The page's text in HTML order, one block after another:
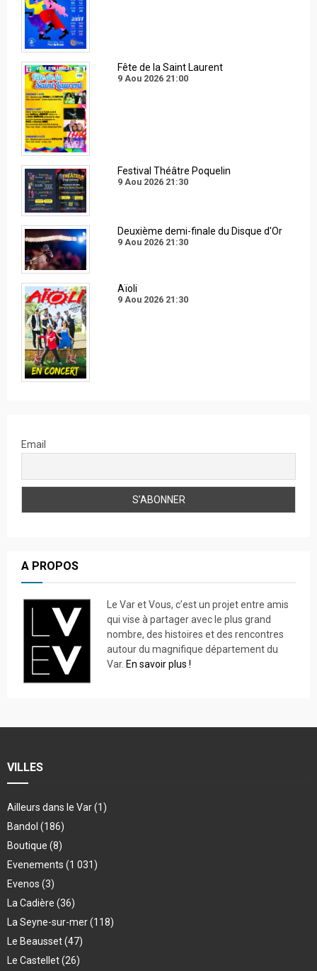
Fête de la Saint Laurent
9 Aou 2026 21:00
Festival Théâtre Poquelin
9 Aou 2026 21:30
Deuxième demi-finale du Disque d'Or
9 Aou 2026 21:30
Aïoli
9 Aou 2026 21:30
Email
A PROPOS
Le Var et Vous, c’est un projet entre amis
qui vise à partager avec le plus grand
nombre, des histoires et des rencontres
autour du magnifique département du
Var. En savoir plus !
VILLES
Ailleurs dans le Var(1)
Bandol (186)
Boutique (8)
Evenements (1 031)
Evenos (3)
La Cadière (36)
La Seyne-sur-mer(118)
Le Beausset(47)
Le Castellet(26)